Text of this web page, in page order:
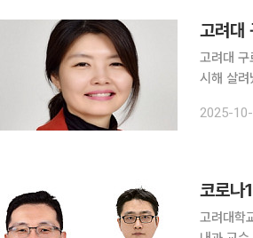
고려대
고려대 구
시해 살려냈다고 2일 밝혔다. 지
조희윤
2025-
코로나
고려대학